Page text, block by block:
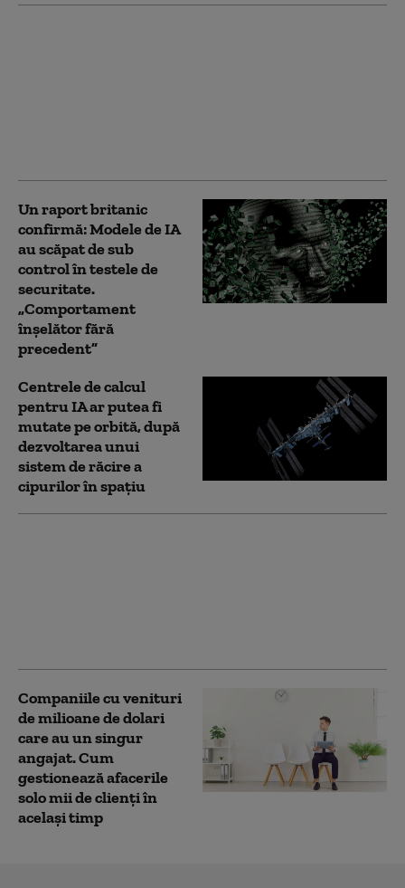
Un raport britanic
confirmă: Modele de IA
au scăpat de sub
control în testele de
securitate.
„Comportament
înşelător fără
precedent”
Centrele de calcul
pentru IA ar putea fi
mutate pe orbită, după
dezvoltarea unui
sistem de răcire a
cipurilor în spațiu
Companiile cu venituri
de milioane de dolari
care au un singur
angajat. Cum
gestionează afacerile
solo mii de clienți în
același timp